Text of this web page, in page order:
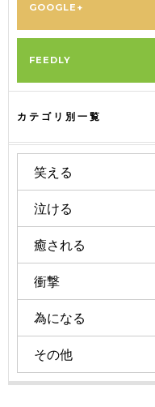
GOOGLE+
FEEDLY
カテゴリ別一覧
笑える
泣ける
癒される
衝撃
為になる
その他